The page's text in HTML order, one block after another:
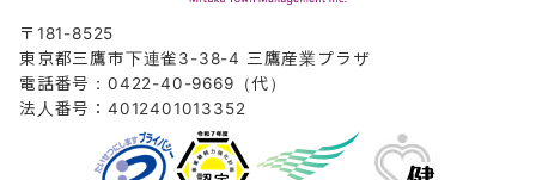
〒181-8525
東京都三鷹市下連雀3-38-4 三鷹産業プラザ
電話番号：0422-40-9669（代）
法人番号：4012401013352